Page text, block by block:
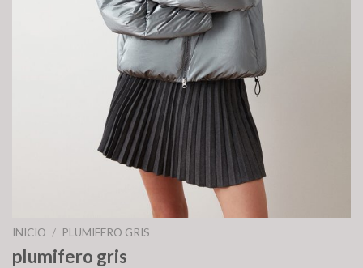
INICIO / PLUMIFERO GRIS
plumifero gris